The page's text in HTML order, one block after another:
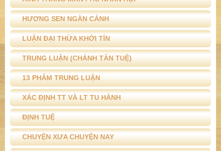
HƯƠNG SEN NGÀN CÁNH
LUẬN ĐẠI THỪA KHỞI TÍN
TRUNG LUẬN (CHÁNH TẤN TUỆ)
13 PHẨM TRUNG LUẬN
XÁC ĐỊNH TT VÀ LT TU HÀNH
ĐỊNH TUỆ
CHUYỆN XƯA CHUYỆN NAY